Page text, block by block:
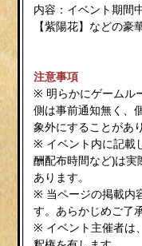
内容：イベント期間
【紫陽花】などの豪
注意事項
※ 明らかにゲームル
側は事前通知無く、
象外にすることがあ
※ イベント内に記載
酬配布時間など)は
あります。
※ 当ページの掲載内
す。あらかじめご了
※ イベント主催者は